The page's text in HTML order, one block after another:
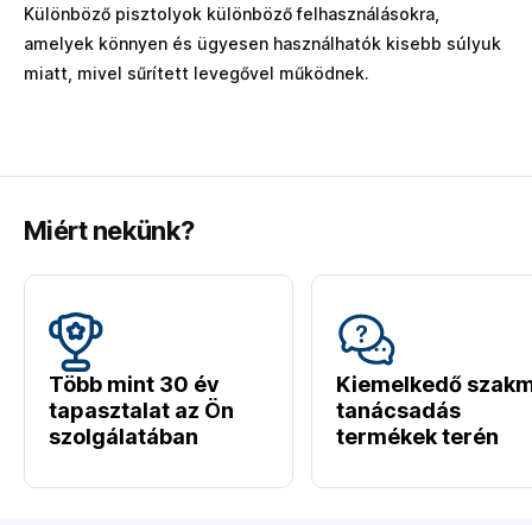
Különböző pisztolyok különböző felhasználásokra,
amelyek könnyen és ügyesen használhatók kisebb súlyuk
miatt, mivel sűrített levegővel működnek.
Miért nekünk?
Több mint 30 év
tapasztalat az Ön
szolgálatában
Kiemelkedő
tanácsadás
termékek terén